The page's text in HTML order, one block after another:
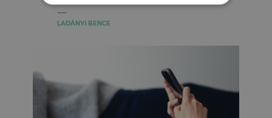
LADÁNYI BENCE